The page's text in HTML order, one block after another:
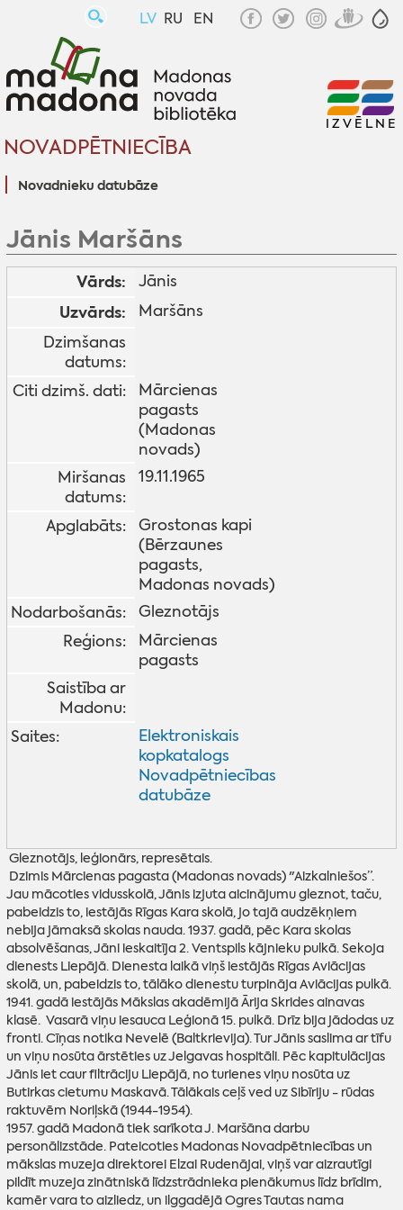
LV RU EN
NOVADPĒTNIECĪBA
Novadnieku datubāze
IZVĒLNE
Jānis Maršāns
Vārds: Jānis
Uzvārds:
Maršāns
Dzimšanas
datums:
Citi dzimš. dati:
Mārcienas
pagasts
(Madonas
novads)
Miršanas
datums:
19.11.1965
Apglabāts:
Grostonas kapi
(Bērzaunes
pagasts,
Madonas novads)
Nodarbošanās:
Gleznotājs
Reģions:
Mārcienas
pagasts
Saistība ar
Madonu:
Saites:
Elektroniskais
kopkatalogs
Novadpētniecības
datubāze
Gleznotājs, leģionārs, represētais.
Dzimis Mārcienas pagasta (Madonas novads) "Aizkalniešos”.
Jau mācoties vidusskolā, Jānis izjuta aicinājumu gleznot, taču,
pabeidzis to, iestājās Rīgas Kara skolā, jo tajā audzēkņiem
nebija jāmaksā skolas nauda. 1937. gadā, pēc Kara skolas
absolvēšanas, Jāni ieskaitīja 2. Ventspils kājnieku pulkā. Sekoja
dienests Liepājā. Dienesta laikā viņš iestājās Rīgas Aviācijas
skolā, un, pabeidzis to, tālāko dienestu turpināja Aviācijas pulkā.
1941. gadā iestājās Mākslas akadēmijā Ārija Skrides ainavas
klasē. Vasarā viņu iesauca Leģionā 15. pulkā. Drīz bija jādodas uz
fronti. Cīņas notika Nevelē (Baltkrievija). Tur Jānis saslima ar tīfu
un viņu nosūta ārstēties uz Jelgavas hospitāli. Pēc kapitulācijas
Jānis iet caur filtrāciju Liepājā, no turienes viņu nosūta uz
Butirkas cietumu Maskavā. Tālākais ceļš ved uz Sibīriju - rūdas
raktuvēm Noriļskā (1944-1954).
1957. gadā Madonā tiek sarīkota J. Maršāna darbu
personālizstāde. Pateicoties Madonas Novadpētniecības un
mākslas muzeja direktorei Elzai Rudenājai, viņš var aizrautīgi
pildīt muzeja zinātniskā līdzstrādnieka pienākumus līdz brīdim,
kamēr vara to aizliedz, un ilggadējā Ogres Tautas nama